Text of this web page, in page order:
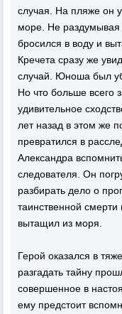
случая. На пляже он
море. Не раздумывая
бросился в воду и
Кречета сразу же
случай. Юноша был
Но что больше всего
удивительное
лет назад в этом же
превратился в
Александра
следователя. Он
разбирать дело о
таинственной смерти
вытащил из моря.
Герой оказался в
разгадать тайну
совершенное в
ему предстоит